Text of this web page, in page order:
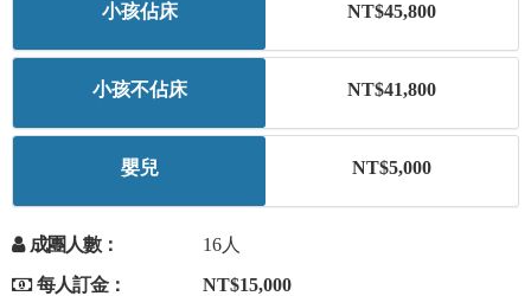
小孩佔床 NT$45,800
小孩不佔床 NT$41,800
嬰兒 NT$5,000
成團人數：
16人
每人訂金：
NT$15,000